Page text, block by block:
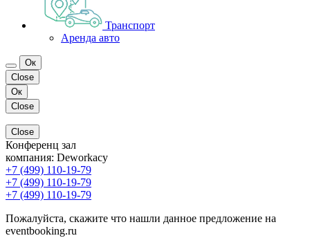
Транспорт
Аренда авто
Ок
Close
Ок
Close
Close
Конференц зал
компания: Deworkacy
+7 (499) 110-19-79
+7 (499) 110-19-79
+7 (499) 110-19-79
Пожалуйста, скажите что нашли данное предложение на
eventbooking.ru